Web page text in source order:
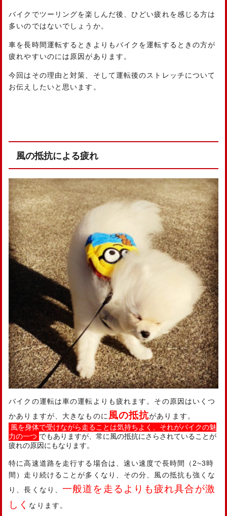
バイクでツーリングを楽しんだ後、ひどい疲れを感じる方は
多いのではないでしょうか。
車を長時間運転するときよりもバイクを運転するときの方が
疲れやすいのには原因があります。
今回はその理由と対策、そして運転後のストレッチについて
お伝えしたいと思います。
風の抵抗による疲れ
バイクの運転は車の運転よりも疲れます。その原因はいくつ
かありますが、大きなものに 風の抵抗があります。
風を身体で受けながら走ることは気持ちよく、それがバイクの魅
力の一つ でもありますが、常に風の抵抗にさらされていることが
疲れの原因にもなります。
特に高速道路を走行する場合は、速い速度で長時間（2~3時
間）走り続けることが多くなり、その分、風の抵抗も強くな
り、長くなり、一般道を走るよりも疲れ具合が激
しく なります。